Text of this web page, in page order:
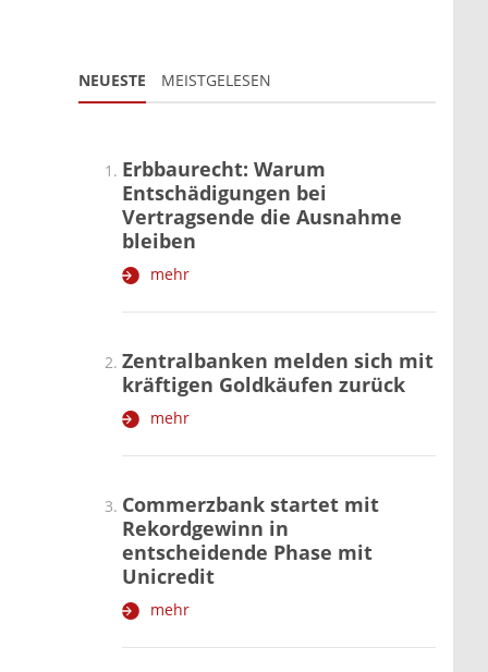
NEUESTE MEISTGELESEN
Erbbaurecht: Warum
Entschädigungen bei
Vertragsende die Ausnahme
bleiben
mehr
Zentralbanken melden sich mit
kräftigen Goldkäufen zurück
mehr
Commerzbank startet mit
Rekordgewinn in
entscheidende Phase mit
Unicredit
mehr